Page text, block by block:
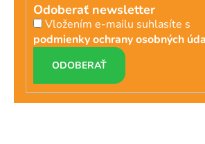
Odoberať newsletter
Vložením e-mailu suhlasíte s
podmienky ochrany osobných
PRIHLÁSIŤ
SA